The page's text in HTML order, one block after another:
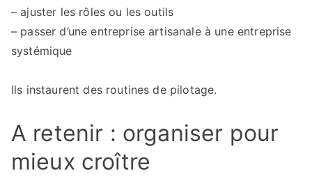
– ajuster les rôles ou les outils
– passer d’une entreprise artisanale à une entreprise
systémique
Ils instaurent des routines de pilotage.
A retenir : organiser pour
mieux croître